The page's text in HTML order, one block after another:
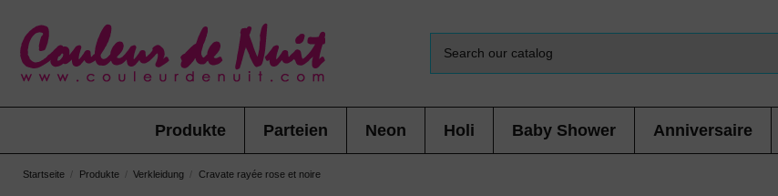
Produkte Parteien Neon Holi Baby Shower Anniversaire
Startseite Produkte Verkleidung Cravate rayée rose et noire